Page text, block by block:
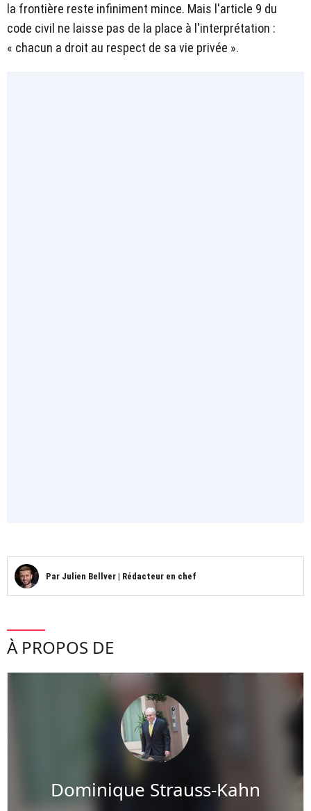
la frontière reste infiniment mince. Mais l'article 9 du
code civil ne laisse pas de la place à l'interprétation :
« chacun a droit au respect de sa vie privée ».
Par Julien Bellver | Rédacteur en chef
À PROPOS DE
Dominique Strauss-Kahn